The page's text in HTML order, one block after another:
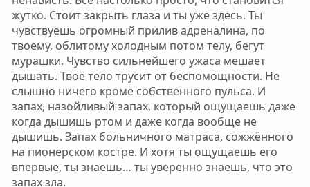
жутко. Стоит закрыть глаза и ты уже здесь. Ты
чувствуешь огромный прилив адреналина, по
твоему, облитому холодным потом телу, бегут
мурашки. Чувство сильнейшего ужаса мешает
дышать. Твоё тело трусит от беспомощности. Не
слышно ничего кроме собственного пульса. И
запах, назойливый запах, который ощущаешь даже
когда дышишь ртом и даже когда вообще не
дышишь. Запах больничного матраса, сожжённого
на пионерском костре. И хотя ты ощущаешь его
впервые, ты знаешь… ты уверенно знаешь, что это
запах зла.